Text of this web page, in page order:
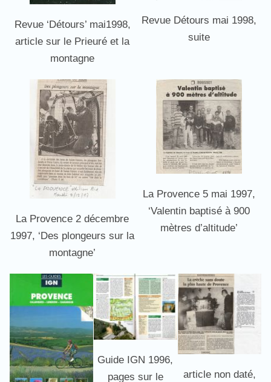
Revue ‘Détours’ mai1998,
article sur le Prieuré et la
montagne
Revue Détours mai 1998,
suite
La Provence 2 décembre
1997, ‘Des plongeurs sur la
montagne’
La Provence 5 mai 1997,
‘Valentin baptisé à 900
mètres d’altitude’
Guide IGN 1996,
pages sur le
article non daté,